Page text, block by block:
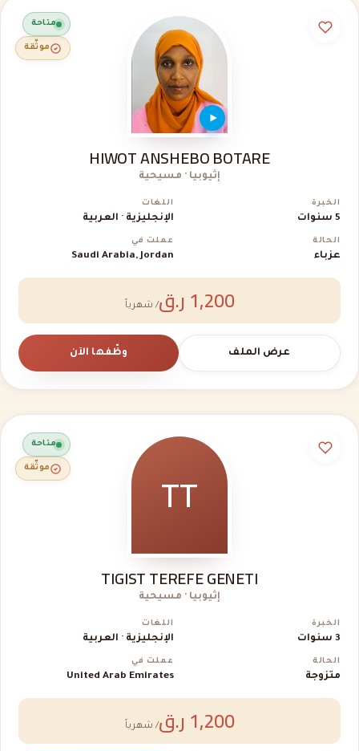
متاحة
موثّقة
HIWOT ANSHEBO BOTARE
إثيوبيا · مسيحية
الخبرة
5 سنوات
اللغات
الإنجليزية · العربية
الحالة
عزباء
عملت في
Saudi Arabia, Jordan
1,200 ر.ق / شهرياً
عرض الملف وظّفها الآن
متاحة
موثّقة TT
TIGIST TEREFE GENETI
إثيوبيا · مسيحية
الخبرة
3 سنوات
اللغات
الإنجليزية · العربية
الحالة
متزوجة
عملت في
United Arab Emirates
1,200 ر.ق / شهرياً